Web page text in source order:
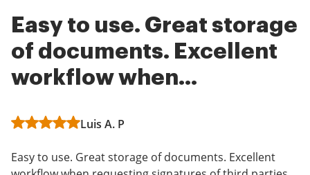
Easy to use. Great storage
of documents. Excellent
workflow when
th...
Luis A. P
Easy to use. Great storage of documents. Excellent
airSlate SignNow makes
all the difference in the
world if you use Nintex
Corinne C
What do you like best?
Actual, Real Electronic
Signature
What do you like best?
I love that documents can actually be electronically